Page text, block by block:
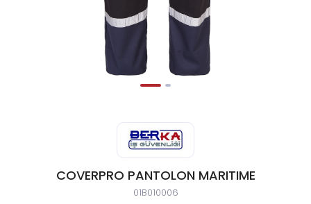
COVERPRO PANTOLON MARITIME
01B010006